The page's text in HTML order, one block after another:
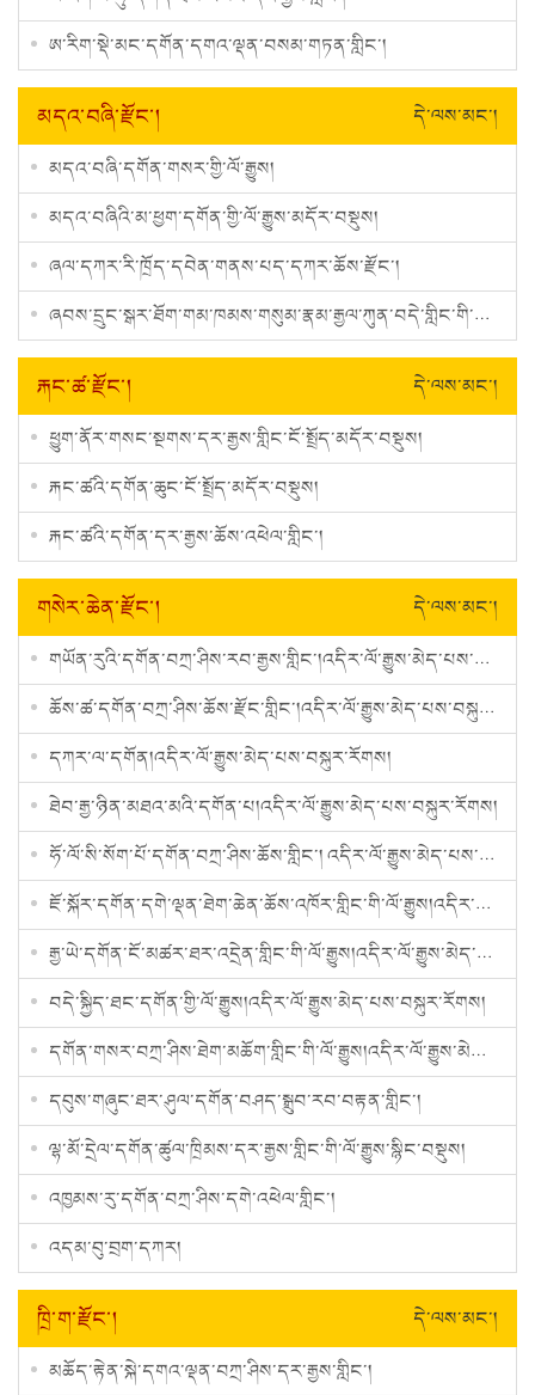
ཨ་རིག་སྡེ་མང་དགོན་དགའ་ལྡན་བསམ་གཏན་གླིང་།
མདའ་བཞི་རྫོང་།
དེ་ལས་མང་།
མདའ་བཞི་དགོན་གསར་གྱི་ལོ་རྒྱུས།
མདའ་བཞིའི་མ་ཕྱག་དགོན་གྱི་ལོ་རྒྱུས་མདོར་བསྡུས།
ཞལ་དཀར་རི་ཁྲོད་དབེན་གནས་པད་དཀར་ཆོས་རྫོང་།
ཞབས་དྲུང་སྒར་ཐོག་གམ་ཁམས་གསུམ་རྣམ་རྒྱལ་ཀུན་བདེ་གླིང་གི་ལོ་རྒྱུས།
རྐང་ཚ་རྫོང་།
དེ་ལས་མང་།
ཕྱུག་ནོར་གསང་སྔགས་དར་རྒྱས་གླིང་ངོ་སྤྲོད་མདོར་བསྡུས།
རྐང་ཚའི་དགོན་ཆུང་ངོ་སྤྲོད་མདོར་བསྡུས།
རྐང་ཚའི་དགོན་དར་རྒྱས་ཆོས་འཕེལ་གླིང་།
གསེར་ཆེན་རྫོང་།
དེ་ལས་མང་།
གཡོན་རུའི་དགོན་བཀྲ་ཤིས་རབ་རྒྱས་གླིང་།འདིར་ལོ་རྒྱུས་མེད་པས་བསྐུར་རོགས།
ཆོས་ཚ་དགོན་བཀྲ་ཤིས་ཆོས་རྫོང་གླིང་།འདིར་ལོ་རྒྱུས་མེད་པས་བསྐུར་རོགས།
དཀར་ལ་དགོན།འདིར་ལོ་རྒྱུས་མེད་པས་བསྐུར་རོགས།
ཐེབ་རྒྱ་ཉིན་མཐའ་མའི་དགོན་པ།འདིར་ལོ་རྒྱུས་མེད་པས་བསྐུར་རོགས།
ཧོ་ལོ་སི་སོག་པོ་དགོན་བཀྲ་ཤིས་ཆོས་གླིང་། འདིར་ལོ་རྒྱུས་མེད་པས་བསྐུར་རོགས།
ཇོ་སྐོར་དགོན་དགེ་ལྡན་ཐེག་ཆེན་ཆོས་འཁོར་གླིང་གི་ལོ་རྒྱུས།འདིར་ལོ་རྒྱུས་མེད་པས་བསྐུར་རོགས།
རྒྱ་ཡེ་དགོན་ངོ་མཚར་ཐར་འདྲེན་གླིང་གི་ལོ་རྒྱུས།འདིར་ལོ་རྒྱུས་མེད་པས་བསྐུར་རོགས།
བདེ་སྐྱིད་ཐང་དགོན་གྱི་ལོ་རྒྱུས།འདིར་ལོ་རྒྱུས་མེད་པས་བསྐུར་རོགས།
དགོན་གསར་བཀྲ་ཤིས་ཐེག་མཆོག་གླིང་གི་ལོ་རྒྱུས།འདིར་ལོ་རྒྱུས་མེད་པས་བསྐུར་རོགས།
དབུས་གཞུང་ཐར་ཤུལ་དགོན་བཤད་སྒྲུབ་རབ་བརྟན་གླིང་།
ལྷ་མོ་དྲེལ་དགོན་ཚུལ་ཁྲིམས་དར་རྒྱས་གླིང་གི་ལོ་རྒྱུས་སྙིང་བསྡུས།
འཁྱམས་རུ་དགོན་བཀྲ་ཤིས་དགེ་འཕེལ་གླིང་།
འདམ་བུ་བྲག་དཀར།
ཁྲི་ག་རྫོང་།
དེ་ལས་མང་།
མཆོད་རྟེན་སྐེ་དགའ་ལྡན་བཀྲ་ཤིས་དར་རྒྱས་གླིང་།